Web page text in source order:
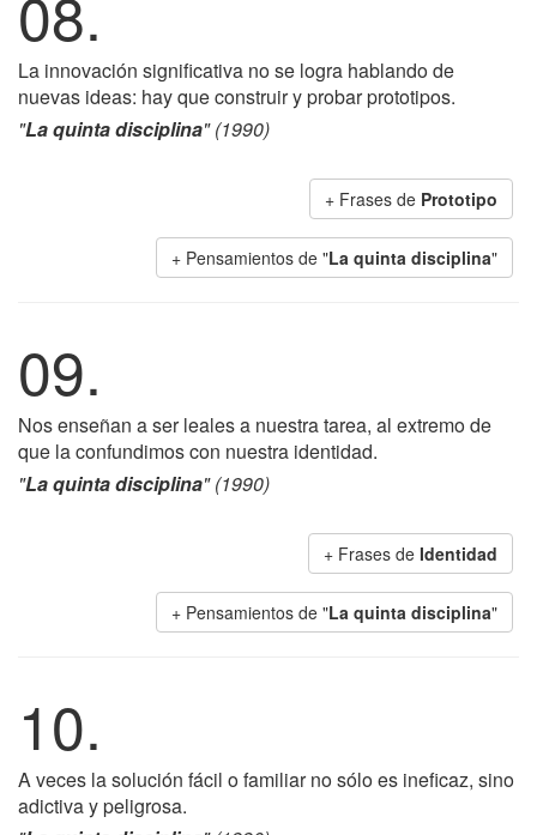
La innovación significativa no se logra hablando de
nuevas ideas: hay que construir y probar prototipos.
"La quinta disciplina" (1990)
+ Frases de Prototipo
+ Pensamientos de "La quinta disciplina"
09.
Nos enseñan a ser leales a nuestra tarea, al extremo de
que la confundimos con nuestra identidad.
"La quinta disciplina" (1990)
+ Frases de Identidad
+ Pensamientos de "La quinta disciplina"
10.
A veces la solución fácil o familiar no sólo es ineficaz, sino
adictiva y peligrosa.